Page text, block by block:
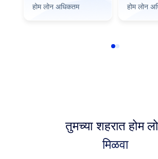
होम लोन अधिकतम होम लोन
तुमच्या शहरात होम
मिळवा